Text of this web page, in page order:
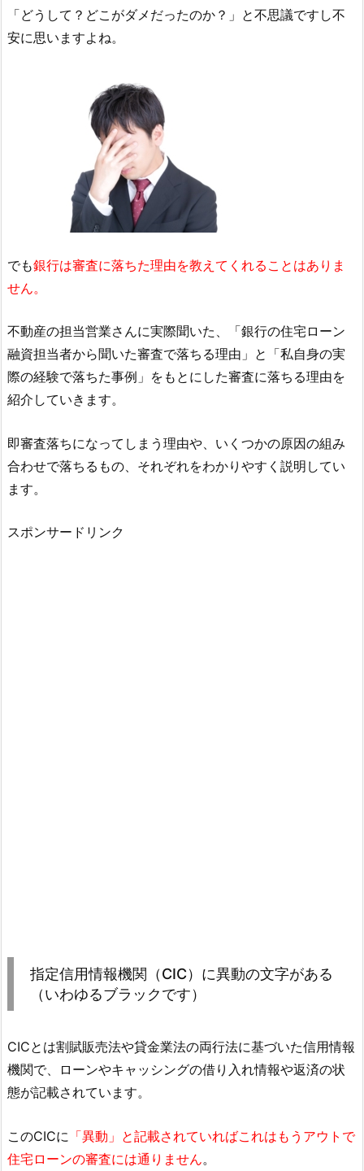
「どうして？どこがダメだったのか？」と不思議ですし不
安に思いますよね。
でも銀行は審査に落ちた理由を教えてくれることはありま
せん。
不動産の担当営業さんに実際聞いた、「銀行の住宅ローン
融資担当者から聞いた審査で落ちる理由」と「私自身の実
際の経験で落ちた事例」をもとにした審査に落ちる理由を
紹介していきます。
即審査落ちになってしまう理由や、いくつかの原因の組み
合わせで落ちるもの、それぞれをわかりやすく説明してい
ます。
スポンサードリンク
指定信用情報機関（CIC）に異動の文字がある
（いわゆるブラックです）
CICとは割賦販売法や貸金業法の両行法に基づいた信用情報
機関で、ローンやキャッシングの借り入れ情報や返済の状
態が記載されています。
このCICに 「異動」と記載されていればこれはもうアウトで
住宅ローンの審査には通りません。